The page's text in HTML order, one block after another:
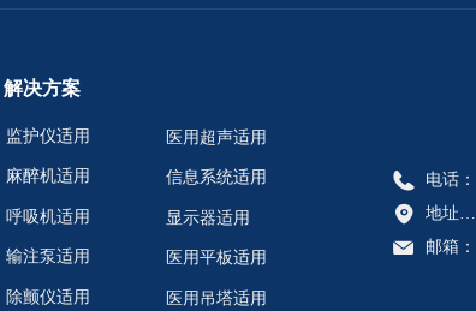
监护仪适用
麻醉机适用
呼吸机适用
输注泵适用
除颤仪适用
解决方案
电话：
地址：广东省深圳市宝安区航城街道恒丰工业城C6栋902A、902C、902D、902E
邮箱：
医用超声适用
信息系统适用
显示器适用
医用平板适用
医用吊塔适用